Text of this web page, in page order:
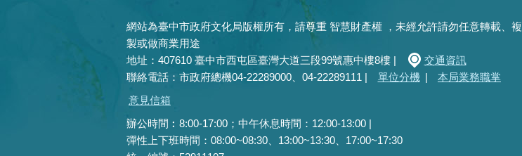
網站為臺中市政府文化局版權所有，請尊重 智慧財產權 ，未經允許請勿任意轉載、複
製或做商業用途
地址：407610 臺中市西屯區臺灣大道三段99號惠中樓8樓 |
交通資訊
聯絡電話：市政府總機04-22289000、04-22289111 |
單位分機 |
本局業務職掌
意見信箱
辦公時間︰8:00-17:00；中午休息時間：12:00-13:00 |
彈性上下班時間：08:00~08:30、13:00~13:30、17:00~17:30